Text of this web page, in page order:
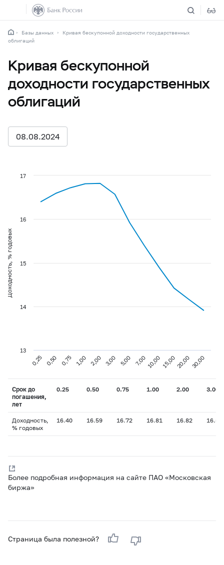
Базы данных
Кривая бескупонной доходности государственных
облигаций
Кривая бескупонной
доходности государственных
облигаций
08.08.2024
Доходность, % годовых
0,25 0,50 0,75 1,00 2,00 3,00 5,00 7,00 10,00 15,0020,0030,00
13
14
15
16
17
Срок до
погашения,
лет
0.25 0.50 0.75 1.00 2.00 3.00
Доходность,
% годовых
16.40 16.59 16.72 16.81 16.82 16.57
Более подробная информация на сайте ПАО «Московская
биржа»
Страница была полезной?